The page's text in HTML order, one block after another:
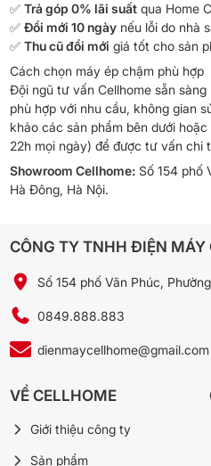
✅ Trả góp 0% lãi suấtqua Home
✅ Đổi mới 10 ngàynếu lỗi do nhà
✅ Thu cũ đổi mới giá tốt cho sản
Cách chọn máy ép chậm phù hợp
Đội ngũ tư vấn Cellhome sẵn
phù hợp với nhu cầu, không gian
khảo các sản phẩm bên dưới hoặc
22h mọi ngày) để được tư vấn chi
Showroom Cellhome: Số 154 phố
Hà Đông, Hà Nội.
CÔNG TY TNHH ĐIỆN MÁY
Số 154 phố Văn Phúc,
0849.888.883
dienmaycellhome@gmail.com
VỀ CELLHOME
Giới thiệu công ty
Sản phẩm